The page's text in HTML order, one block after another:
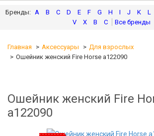
A B C D E F G H I J K L
V
X В С
Главная Аксессуары
Для взрослых
Ошейник женский Fire Horse а122090
Ошейник женский Fire
а122090